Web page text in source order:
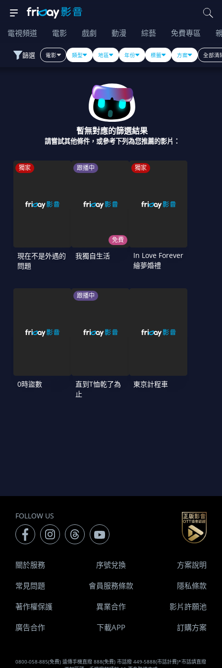
電視頻道 電影 戲劇 動漫 綜藝 免費專區
篩選 電影 類型 地區 年份 標籤 方案 全部清
暫無對應的篩選結果
請嘗試其他條件，或參考下列為您推薦的影片：
獨家
現在不是外遇的
問題
跟播中
免費
我獨自生活
獨家
In Love Forever
繪夢婚禮
0時盜數
跟播中
直到T恤乾了為
止
東京計程車
FOLLOW US
0800-058-885(免費) 遠傳手機直撥 888(免費) 市話撥 449-5888(市話計費)*市話請直撥
關於服務 序號兌換 方案說明
常見問題 會員服務條款 隱私條款
著作權保護 異業合作 影片許願池
廣告合作 下載APP 訂購方案